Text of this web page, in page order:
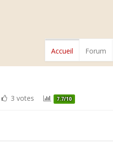
Accueil Forum
3 votes 7.7/10